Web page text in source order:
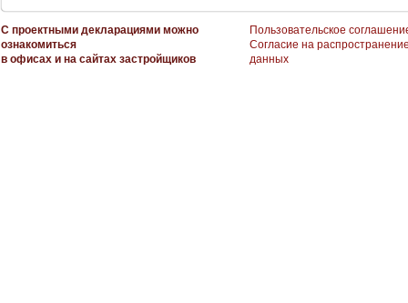
С проектными декларациями можно
ознакомиться
в офисах и на сайтах застройщиков
Пользовательское
Согласие на
данных